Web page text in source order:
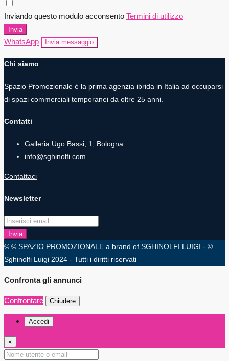
Inviando questo modulo acconsento Termini di utilizzo
Invia
WhatsApp Invia messaggio
Chi siamo
Spazio Promozionale è la prima agenzia ibrida in Italia ad occuparsi
di spazi commerciali temporanei da oltre 25 anni.
Contatti
Galleria Ugo Bassi, 1, Bologna
info@sghinolfi.com
Contattaci
Newsletter
Invia
© © SPAZIO PROMOZIONALE a brand of SGHINOLFI LUIGI - ©
Sghinolfi Luigi 2024 - Tutti i diritti riservati
Confronta gli annunci
Confrontare Chiudere
Accedi
×